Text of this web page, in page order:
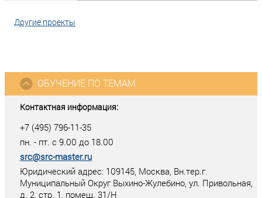
Другие проекты
Контактная информация:
+7 (495) 796-11-35
пн. - пт. с 9.00 до 18.00
src@src-master.ru
Юридический адрес: 109145, Москва, Вн.тер.г.
Муниципальный Округ Выхино-Жулебино, ул. Привольная,
д. 2, стр. 1, помещ. 31/Н
ОБУЧЕНИЕ ПО ТЕМАМ